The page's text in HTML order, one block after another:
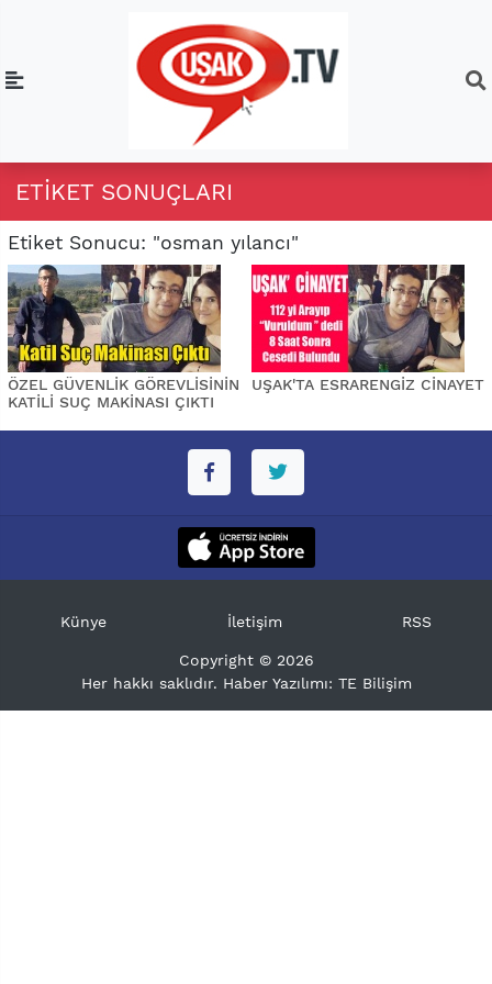
ETIKET SONUÇLARI
Etiket Sonucu: "osman yılancı"
ÖZEL GÜVENLİK GÖREVLİSİNİN
KATİLİ SUÇ MAKİNASI ÇIKTI
UŞAK'TA ESRARENGİZ CİNAYET
Künye İletişim RSS
Copyright © 2026
Her hakkı saklıdır. Haber Yazılımı: TE Bilişim